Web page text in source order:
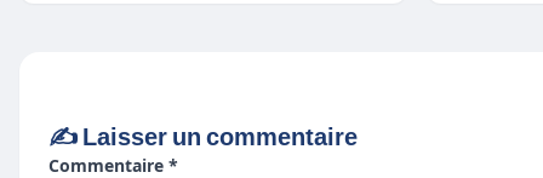
✍️ Laisser un commentaire
Commentaire *